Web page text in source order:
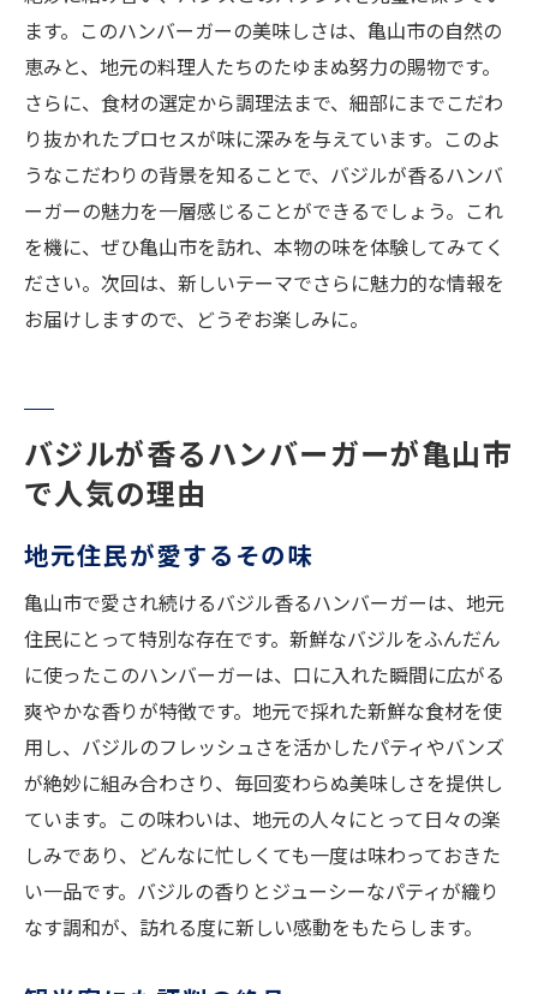
ます。このハンバーガーの美味しさは、亀山市の自然の
恵みと、地元の料理人たちのたゆまぬ努力の賜物です。
さらに、食材の選定から調理法まで、細部にまでこだわ
り抜かれたプロセスが味に深みを与えています。このよ
うなこだわりの背景を知ることで、バジルが香るハンバ
ーガーの魅力を一層感じることができるでしょう。これ
を機に、ぜひ亀山市を訪れ、本物の味を体験してみてく
ださい。次回は、新しいテーマでさらに魅力的な情報を
お届けしますので、どうぞお楽しみに。
バジルが香るハンバーガーが亀山市
で人気の理由
地元住民が愛するその味
亀山市で愛され続けるバジル香るハンバーガーは、地元
住民にとって特別な存在です。新鮮なバジルをふんだん
に使ったこのハンバーガーは、口に入れた瞬間に広がる
爽やかな香りが特徴です。地元で採れた新鮮な食材を使
用し、バジルのフレッシュさを活かしたパティやバンズ
が絶妙に組み合わさり、毎回変わらぬ美味しさを提供し
ています。この味わいは、地元の人々にとって日々の楽
しみであり、どんなに忙しくても一度は味わっておきた
い一品です。バジルの香りとジューシーなパティが織り
なす調和が、訪れる度に新しい感動をもたらします。